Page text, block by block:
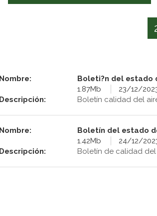
Nombre:
Boleti?n del estado
1.87Mb
23/12/
Descripción:
Boletín calidad del
Nombre:
Boletín del estado
1.42Mb
24/12/
Descripción:
Boletín de calidad